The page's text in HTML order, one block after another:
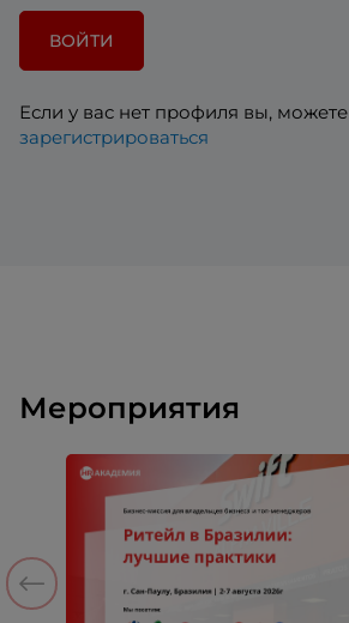
ВОЙТИ
Если у вас нет профиля вы, можете
зарегистрироваться
Мероприятия